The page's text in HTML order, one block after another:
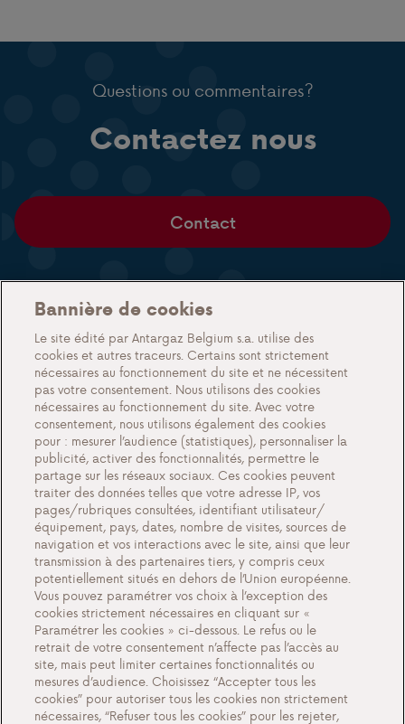
Questions ou commentaires?
Contactez nous
Contact
Nos services
Partenariat pour installateurs
Gaz en bouteilles pour professionels
LPG comme carburant voiture
Newsletter
À propos de nous
Evénements
Tout sur Antargaz
Contactez nous
Paramètres des cookies
Documents importants et conditions générales
Politique de confidentialité et cookies
Bannière de cookies
Le site édité par Antargaz Belgium s.a. utilise des
cookies et autres traceurs. Certains sont strictement
nécessaires au fonctionnement du site et ne nécessitent
pas votre consentement. Nous utilisons des cookies
nécessaires au fonctionnement du site. Avec votre
consentement, nous utilisons également des cookies
pour : mesurer l’audience (statistiques), personnaliser la
publicité, activer des fonctionnalités, permettre le
partage sur les réseaux sociaux. Ces cookies peuvent
traiter des données telles que votre adresse IP, vos
pages/rubriques consultées, identifiant utilisateur/
équipement, pays, dates, nombre de visites, sources de
navigation et vos interactions avec le site, ainsi que leur
transmission à des partenaires tiers, y compris ceux
potentiellement situés en dehors de l’Union européenne.
Vous pouvez paramétrer vos choix à l’exception des
cookies strictement nécessaires en cliquant sur «
Paramétrer les cookies » ci-dessous. Le refus ou le
retrait de votre consentement n’affecte pas l’accès au
site, mais peut limiter certaines fonctionnalités ou
mesures d’audience. Choisissez “Accepter tous les
cookies” pour autoriser tous les cookies non strictement
nécessaires, “Refuser tous les cookies” pour les rejeter,